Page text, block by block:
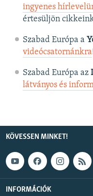
ingyenes
értesüljön
Szabad Európa a
videócsatornánkra
Szabad Európa az
látványos és
KÖVESSEN MINKET!
INFORMÁCIÓK